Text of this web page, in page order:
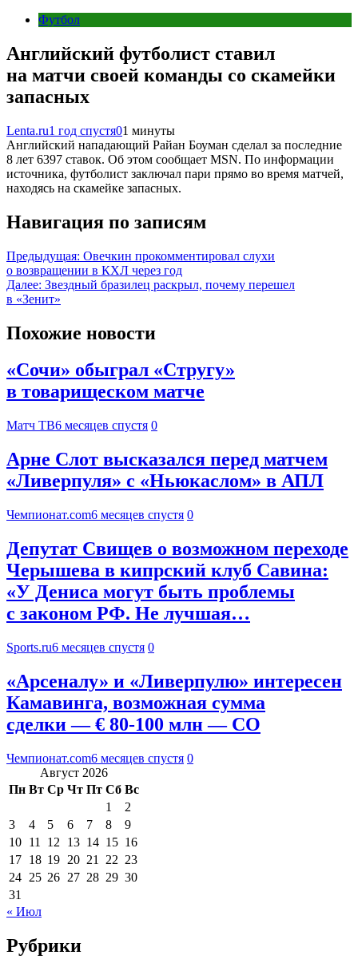
Футбол
Английский футболист ставил
на матчи своей команды со скамейки
запасных
Lenta.ru1 год спустя01 минуты
Английский нападающий Райан Боуман сделал за последние
8 лет 6397 ставок. Об этом сообщает MSN. По информации
источника, футболист заключал пари прямо во время матчей,
находясь на скамейке запасных.
Навигация по записям
Предыдущая: Овечкин прокомментировал слухи
о возвращении в КХЛ через год
Далее: Звездный бразилец раскрыл, почему перешел
в «Зенит»
Похожие новости
«Сочи» обыграл «Стругу»
в товарищеском матче
Матч ТВ6 месяцев спустя 0
Арне Слот высказался перед матчем
«Ливерпуля» с «Ньюкаслом» в АПЛ
Чемпионат.com6 месяцев спустя 0
Депутат Свищев о возможном переходе
Черышева в кипрский клуб Савина:
«У Дениса могут быть проблемы
с законом РФ. Не лучшая…
Sports.ru6 месяцев спустя 0
«Арсеналу» и «Ливерпулю» интересен
Камавинга, возможная сумма
сделки — € 80-100 млн — CO
Чемпионат.com6 месяцев спустя 0
Август 2026
Пн Вт Ср Чт Пт Сб Вс
1
2
3
4 5 6 7 8
9
10 11 12 13 14 15 16
17 18 19 20 21 22 23
24 25 26 27 28 29 30
31
« Июл
Рубрики